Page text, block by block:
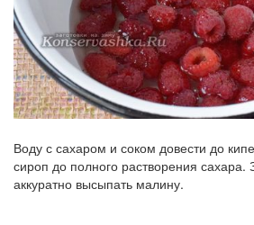
Воду с сахаром и соком довести до
сироп до полного растворения
аккуратно высыпать малину.